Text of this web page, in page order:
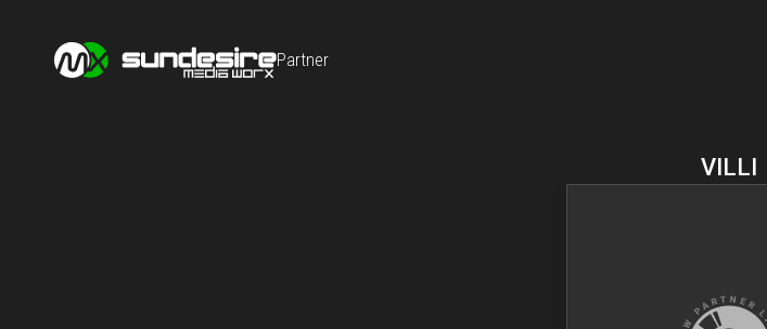
Partner
VILLI